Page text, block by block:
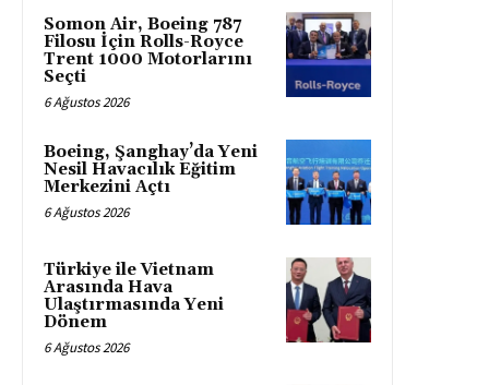
Somon Air, Boeing 787
Filosu İçin Rolls-Royce
Trent 1000 Motorlarını
Seçti
6 Ağustos 2026
Boeing, Şanghay’da Yeni
Nesil Havacılık Eğitim
Merkezini Açtı
6 Ağustos 2026
Türkiye ile Vietnam
Arasında Hava
Ulaştırmasında Yeni
Dönem
6 Ağustos 2026